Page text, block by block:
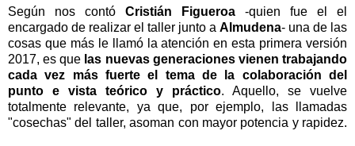
Según nos contó Cristián Figueroa -quien fue el el
encargado de realizar el taller junto a Almudena- una de las
cosas que más le llamó la atención en esta primera versión
2017, es que las nuevas generaciones vienen trabajando
cada vez más fuerte el tema de la colaboración del
punto e vista teórico y práctico. Aquello, se vuelve
totalmente relevante, ya que, por ejemplo, las llamadas
"cosechas" del taller, asoman con mayor potencia y rapidez.